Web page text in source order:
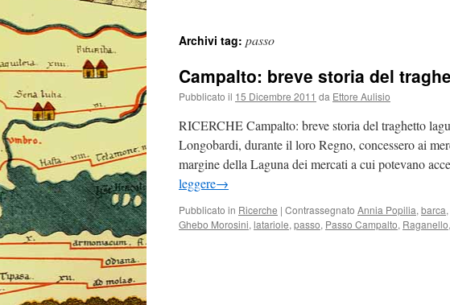
Archivi tag: passo
Campalto: breve storia del
Pubblicato il 15 Dicembre 2011 da Ettore Aulisio
RICERCHE Campalto: breve storia del traghetto
Longobardi, durante il loro Regno, concessero ai
margine della Laguna dei mercati a cui potevano
leggere→
Pubblicato in Ricerche | Contrassegnato Annia Popilia, barca,
Ghebo Morosini, latariole, passo, Passo Campalto, Raganello,